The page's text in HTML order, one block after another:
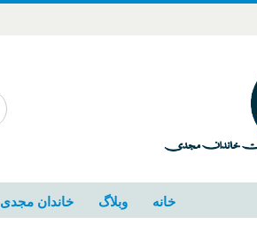
خانه وبلاگ خاندان مجدی